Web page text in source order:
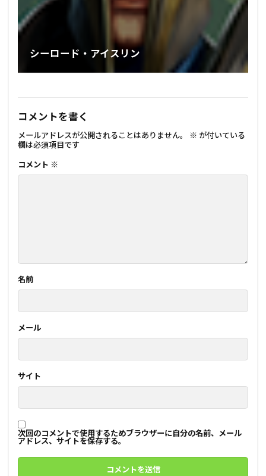
シーロード・アイスリン
コメントを書く
メールアドレスが公開されることはありません。 ※ が付いている
欄は必須項目です
コメント ※
名前
メール
サイト
次回のコメントで使用するためブラウザーに自分の名前、メール
アドレス、サイトを保存する。